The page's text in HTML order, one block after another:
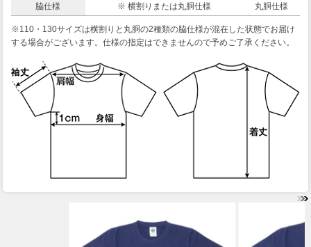
脇仕様
※ 横割りまたは丸胴仕様 丸胴仕様
※110・130サイズは横割りと丸胴の2種類の脇仕様が混在した状態でお届け
する場合がございます。仕様の指定はできませんので予めご了承ください。